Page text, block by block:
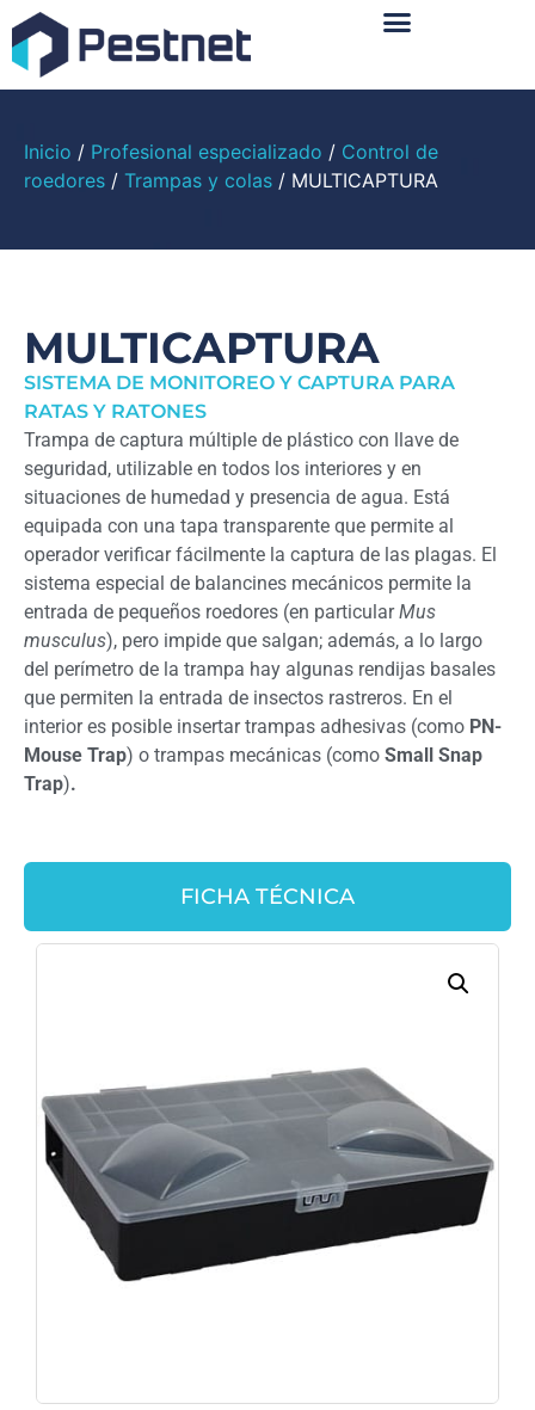
Inicio / Profesional especializado / Control de
roedores / Trampas y colas / MULTICAPTURA
MULTICAPTURA
SISTEMA DE MONITOREO Y CAPTURA PARA
RATAS Y RATONES
Trampa de captura múltiple de plástico con llave de
seguridad, utilizable en todos los interiores y en
situaciones de humedad y presencia de agua. Está
equipada con una tapa transparente que permite al
operador verificar fácilmente la captura de las plagas. El
sistema especial de balancines mecánicos permite la
entrada de pequeños roedores (en particularMus
musculus), pero impide que salgan; además, a lo largo
del perímetro de la trampa hay algunas rendijas basales
que permiten la entrada de insectos rastreros. En el
interior es posible insertar trampas adhesivas (como PN-
Mouse Trap) o trampas mecánicas (como Small Snap
Trap).
FICHA TÉCNICA